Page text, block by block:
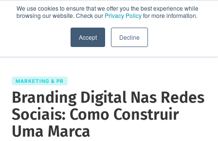
We use cookies to ensure that we offer you the best experience while
browsing our website. Check our Privacy Policyfor more information.
Accept Decline
Solicite uma demo
MARKETING & PR
Branding Digital Nas Redes
Sociais: Como Construir
Uma Marca